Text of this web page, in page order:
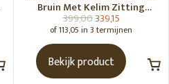
Bruin Met Kelim Zitting
Naturel
399,00339,15
of 113,05 in 3 termijnen
Bekijk product